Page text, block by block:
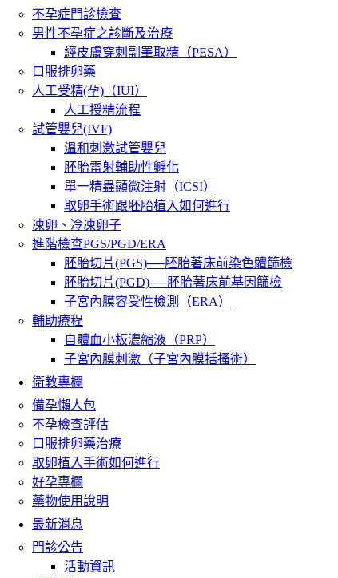
不孕症門診檢查
男性不孕症之診斷及治療
經皮膚穿刺副睪取精（PESA）
口服排卵藥
人工受精(孕)（IUI）
人工授精流程
試管嬰兒(IVF)
溫和刺激試管嬰兒
胚胎雷射輔助性孵化
單一精蟲顯微注射（ICSI）
取卵手術跟胚胎植入如何進行
凍卵、冷凍卵子
進階檢查PGS/PGD/ERA
胚胎切片(PGS)──胚胎著床前染色體篩檢
胚胎切片(PGD)──胚胎著床前基因篩檢
子宮內膜容受性檢測（ERA）
輔助療程
自體血小板濃縮液（PRP）
子宮內膜刺激（子宮內膜括搔術）
衛教專欄
備孕懶人包
不孕檢查評估
口服排卵藥治療
取卵植入手術如何進行
好孕專欄
藥物使用說明
最新消息
門診公告
活動資訊